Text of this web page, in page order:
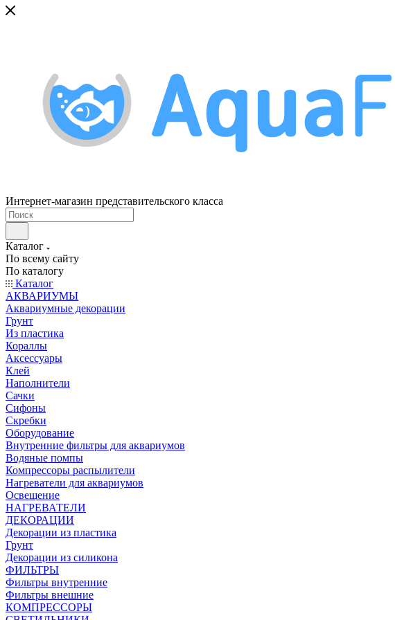
Интернет-магазин представительского класса
Каталог
По всему сайту
По каталогу
Каталог
АКВАРИУМЫ
Аквариумные декорации
Грунт
Из пластика
Кораллы
Аксессуары
Клей
Наполнители
Сачки
Сифоны
Скребки
Оборудование
Внутренние фильтры для аквариумов
Водяные помпы
Компрессоры распылители
Нагреватели для аквариумов
Освещение
НАГРЕВАТЕЛИ
ДЕКОРАЦИИ
Декорации из пластика
Грунт
Декорации из силикона
ФИЛЬТРЫ
Фильтры внутренние
Фильтры внешние
КОМПРЕССОРЫ